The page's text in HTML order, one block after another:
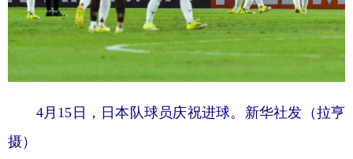
地方频道
天津 河北 山西
吉林
浙江 安徽 福建 江西
4月15日，日本队球员庆祝进球。新华社发（拉亨
摄）